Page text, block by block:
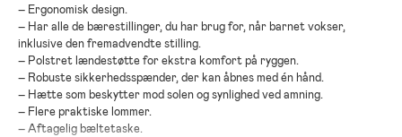
– Ergonomisk design.
– Har alle de bærestillinger, du har brug for, når barnet vokser,
inklusive den fremadvendte stilling.
– Polstret lændestøtte for ekstra komfort på ryggen.
– Robuste sikkerhedsspænder, der kan åbnes med én hånd.
– Hætte som beskytter mod solen og synlighed ved amning.
– Flere praktiske lommer.
– Aftagelig bæltetaske.